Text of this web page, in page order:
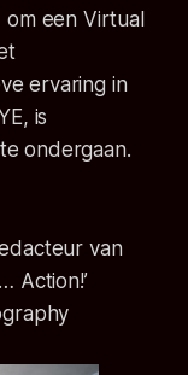
om een Virtual
ervaring in
is
ondergaan.
van
Action!’